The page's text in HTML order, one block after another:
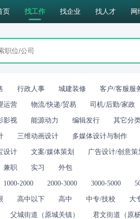
页 找工作 找企业 找人才 网
行政人事 城建装修 客户/客服服
运营 物流/快递/贸易 司机/后勤/家政
影视 能源动力 编辑发行 其它分
三维动画设计 多媒体设计与制作
设计 文案/媒体策划 广告设计/创意策
兼职 实习 外包
1000-2000 2000-3000 3000-5000
高中以下 高中 中专/技校 大
父城街道（原城关镇） 君文街道（原杨